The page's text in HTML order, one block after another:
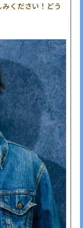
ください！どう